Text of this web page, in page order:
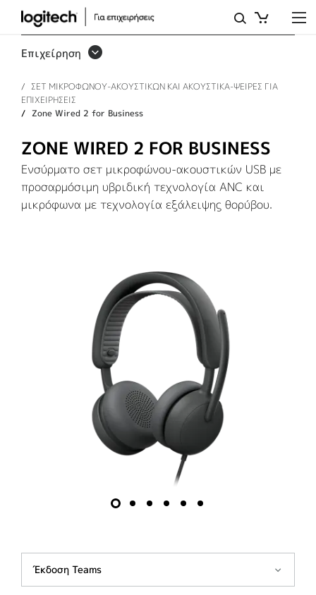
ZONE
WIRED
FOR
BUSINESS
Επιχείρηση
ΣΕΤ ΜΙΚΡΟΦΩΝΟΥ-ΑΚΟΥΣΤΙΚΩΝ ΚΑΙ ΑΚΟΥΣΤΙΚΑ-ΨΕΙΡΕΣ ΓΙΑ
ΕΠΙΧΕΙΡΗΣΕΙΣ
Zone Wired 2 for Business
ZONE WIRED 2 FOR BUSINESS
Ενσύρματο σετ μικροφώνου-ακουστικών USB με
προσαρμόσιμη υβριδική τεχνολογία ANC και
μικρόφωνα με τεχνολογία εξάλειψης θορύβου.
Έκδοση Teams